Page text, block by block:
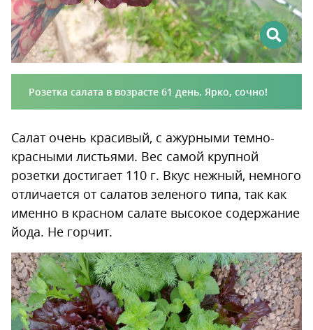
Розетка салата в возрасте 61 день. Ярко, сочно!
Салат очень красивый, с ажурными темно-
красными листьями. Вес самой крупной
розетки достигает 110 г. Вкус нежный, немного
отличается от салатов зеленого типа, так как
именно в красном салате высокое содержание
йода. Не горчит.